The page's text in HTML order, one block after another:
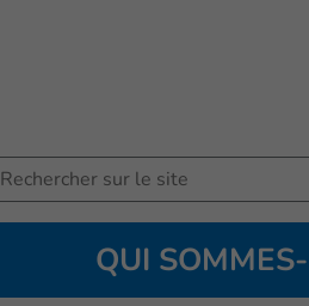
Search
QUI